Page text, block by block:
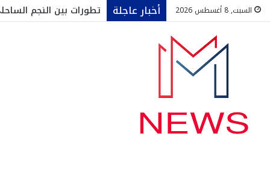
السبت, 8 أغسطس 2026 أخبار عاجلة تطورات بين النجم